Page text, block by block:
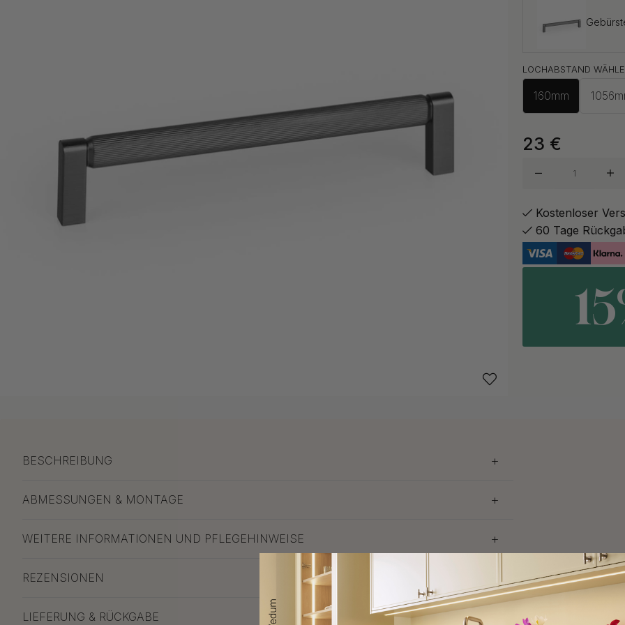
LOCHABSTAND
160mm
23 €
Kostenloser
60 Tage
BESCHREIBUNG
ABMESSUNGEN & MONTAGE
WEITERE INFORMATIONEN UND PFLEGEHINWEISE
REZENSIONEN
LIEFERUNG & RÜCKGABE